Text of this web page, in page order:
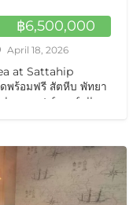
฿6,500,000
April 18, 2026
at Sattahip
พร้อมฟรี สัตหีบ พัทยา
free fully